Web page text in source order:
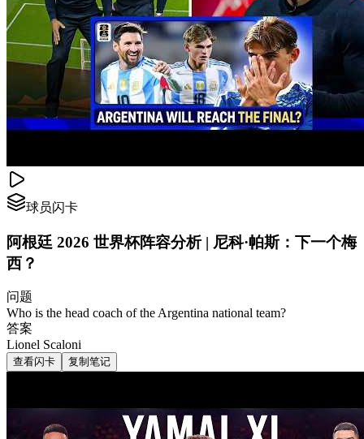
球员闪卡
阿根廷 2026 世界杯阵容分析 | 尼科·帕斯：下一个梅
西？
问题
Who is the head coach of the Argentina national team?
答案
Lionel Scaloni
查看闪卡 复制笔记